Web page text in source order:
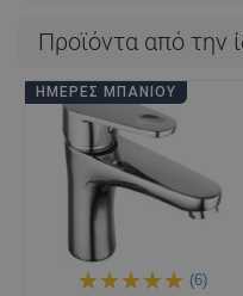
Προϊόντα από την
ΗΜΈΡΕΣ ΜΠΆΝΙΟΥ
(6)